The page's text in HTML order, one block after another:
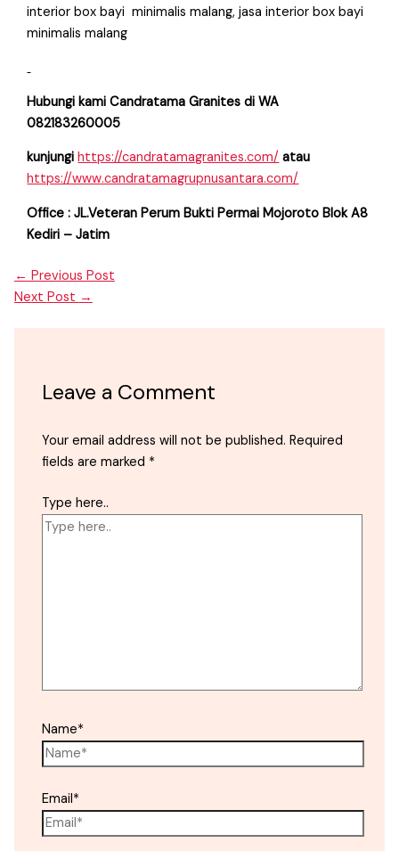
interior box bayi minimalis malang, jasa interior box bayi
minimalis malang
Hubungi kami Candratama Granites di WA
082183260005
kunjungihttps://candratamagranites.com/ atau
https://www.candratamagrupnusantara.com/
Office : JL.Veteran Perum Bukti Permai Mojoroto Blok A8
Kediri – Jatim
← Previous Post
Next Post →
Leave a Comment
Your email address will not be published. Required
fields are marked *
Type here..
Name*
Email*